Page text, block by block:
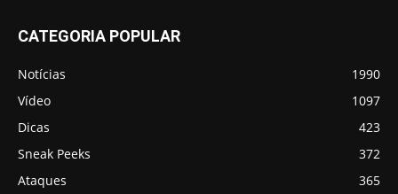
CATEGORIA POPULAR
Notícias
1990
Vídeo
1097
Dicas
423
Sneak Peeks
372
Ataques
365